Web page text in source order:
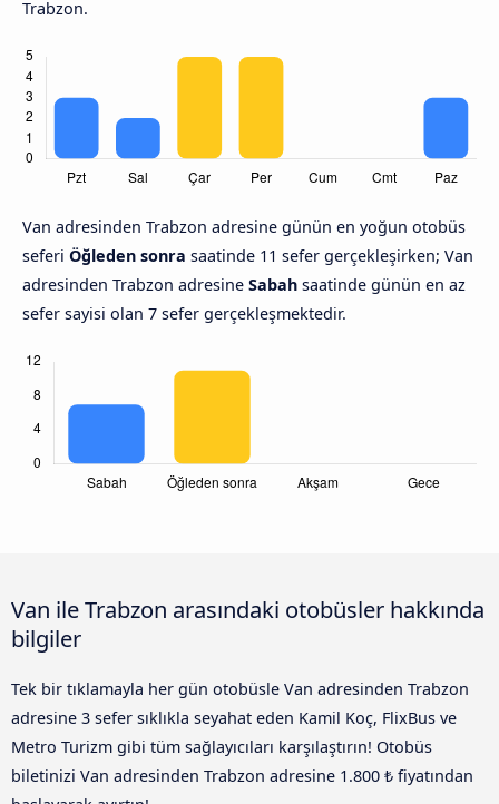
Trabzon.
Van adresinden Trabzon adresine günün en yoğun otobüs
seferi Öğleden sonra saatinde 11 sefer gerçekleşirken; Van
adresinden Trabzon adresine Sabah saatinde günün en az
sefer sayisi olan 7 sefer gerçekleşmektedir.
Van ile Trabzon arasındaki otobüsler hakkında
bilgiler
Tek bir tıklamayla her gün otobüsle Van adresinden Trabzon
adresine 3 sefer sıklıkla seyahat eden Kamil Koç, FlixBus ve
Metro Turizm gibi tüm sağlayıcıları karşılaştırın! Otobüs
biletinizi Van adresinden Trabzon adresine 1.800 ₺ fiyatından